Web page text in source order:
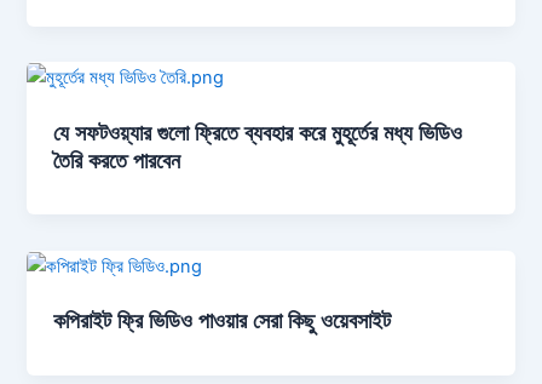
যে সফটওয়্যার গুলো ফ্রিতে ব্যবহার করে মুহূর্তের মধ্য ভিডিও
তৈরি করতে পারবেন
কপিরাইট ফ্রি ভিডিও পাওয়ার সেরা কিছু ওয়েবসাইট